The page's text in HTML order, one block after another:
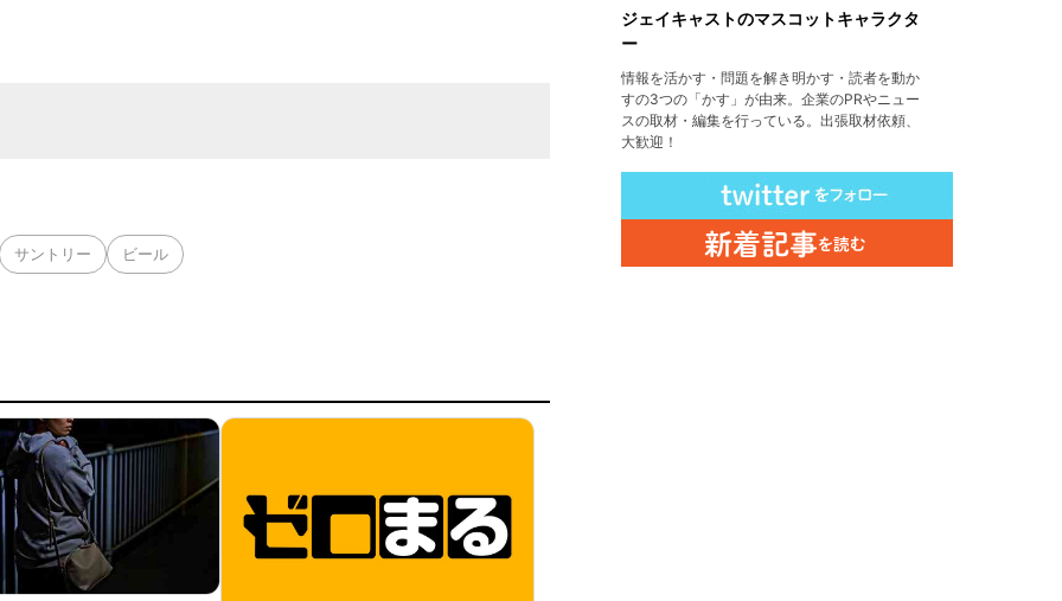
サントリー ビール
ジェイキャストのマスコットキャラクタ
ー
情報を活かす・問題を解き明かす・読者を動か
すの3つの「かす」が由来。企業のPRやニュー
スの取材・編集を行っている。出張取材依頼、
大歓迎！